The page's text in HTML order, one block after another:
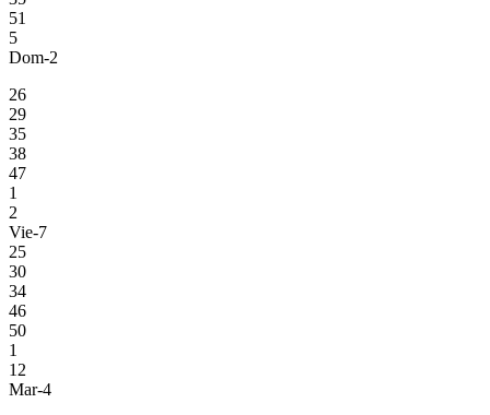
51
5
Dom-2
26
29
35
38
47
1
2
Vie-7
25
30
34
46
50
1
12
Mar-4